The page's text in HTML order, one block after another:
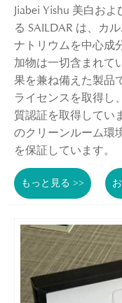
Jiabei Yishu 美白お
る SAILDAR は、カ
ナトリウムを中心成
加物は一切含まれて
果を兼ね備えた製品
ライセンスを取得し
質認証を取得してい
のクリーンルーム環
を保証しています。
もっと見る >>